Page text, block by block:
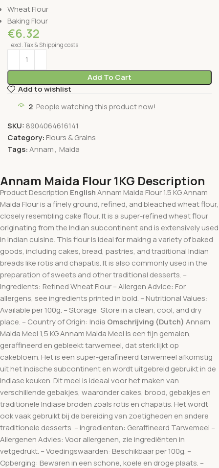
Wheat Flour
Baking Flour
€6.32
excl. Tax & Shipping costs
Add To Cart
Add to wishlist
2 People watching this product now!
SKU: 8904064616141
Category: Flours & Grains
Tags:Annam, Maida
Annam Maida Flour 1KG Description
Product Description EnglishAnnam Maida Flour 1.5 KG Annam
Maida Flour is a finely ground, refined, and bleached wheat flour,
closely resembling cake flour. It is a super-refined wheat flour
originating from the Indian subcontinent and is extensively used
in Indian cuisine. This flour is ideal for making a variety of baked
goods, including cakes, bread, pastries, and traditional Indian
breads like rotis and chapatis. It is also commonly used in the
preparation of sweets and other traditional desserts. –
Ingredients: Refined Wheat Flour – Allergen Advice: For
allergens, see ingredients printed in bold. – Nutritional Values:
Available per 100g. – Storage: Store in a clean, cool, and dry
place. – Country of Origin: India Omschrijving (Dutch) Annam
Maida Meel 1,5 KG Annam Maida Meel is een fijn gemalen,
geraffineerd en gebleekt tarwemeel, dat sterk lijkt op
cakebloem. Het is een super-gerafineerd tarwemeel afkomstig
uit het Indische subcontinent en wordt uitgebreid gebruikt in de
Indiase keuken. Dit meel is ideaal voor het maken van
verschillende gebakjes, waaronder cakes, brood, gebakjes en
traditionele Indiase broden zoals rotis en chapatis. Het wordt
ook vaak gebruikt bij de bereiding van zoetigheden en andere
traditionele desserts. – Ingredienten: Geraffineerd Tarwemeel –
Allergenen Advies: Voor allergenen, zie ingrediënten in
vetgedrukt. – Voedingswaarden: Beschikbaar per 100g. –
Opberging: Bewaren in een schone, koele en droge plaats. –